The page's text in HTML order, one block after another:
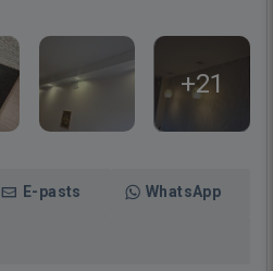
+21
E-pasts WhatsApp